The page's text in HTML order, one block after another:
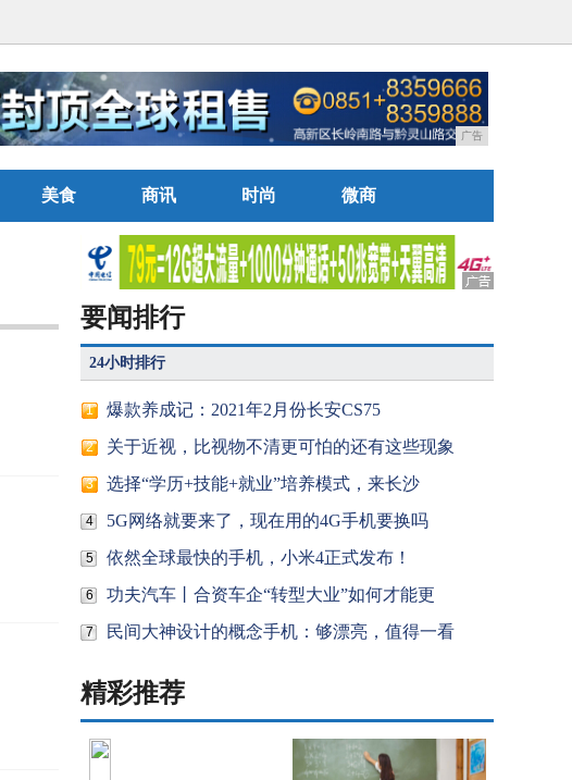
广告
美食 商讯 时尚 微商
要闻排行
24小时排行
1 爆款养成记：2021年2月份长安CS75
2 关于近视，比视物不清更可怕的还有这些现象
3 选择“学历+技能+就业”培养模式，来长沙
4 5G网络就要来了，现在用的4G手机要换吗
5 依然全球最快的手机，小米4正式发布！
6 功夫汽车丨合资车企“转型大业”如何才能更
7 民间大神设计的概念手机：够漂亮，值得一看
精彩推荐